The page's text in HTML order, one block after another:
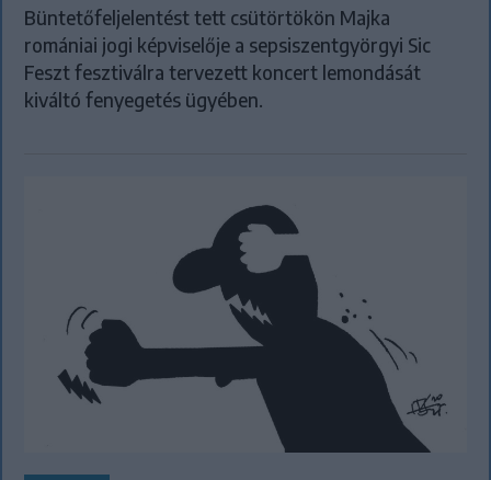
Büntetőfeljelentést tett csütörtökön Majka
romániai jogi képviselője a sepsiszentgyörgyi Sic
Feszt fesztiválra tervezett koncert lemondását
kiváltó fenyegetés ügyében.